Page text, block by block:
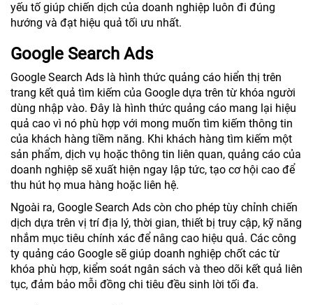
yếu tố giúp chiến dịch của doanh nghiệp luôn đi đúng
hướng và đạt hiệu quả tối ưu nhất.
Google Search Ads
Google Search Ads là hình thức quảng cáo hiển thị trên
trang kết quả tìm kiếm của Google dựa trên từ khóa người
dùng nhập vào. Đây là hình thức quảng cáo mang lại hiệu
quả cao vì nó phù hợp với mong muốn tìm kiếm thông tin
của khách hàng tiềm năng. Khi khách hàng tìm kiếm một
sản phẩm, dịch vụ hoặc thông tin liên quan, quảng cáo của
doanh nghiệp sẽ xuất hiện ngay lập tức, tạo cơ hội cao để
thu hút họ mua hàng hoặc liên hệ.
Ngoài ra, Google Search Ads còn cho phép tùy chỉnh chiến
dịch dựa trên vị trí địa lý, thời gian, thiết bị truy cập, kỹ năng
nhắm mục tiêu chính xác để nâng cao hiệu quả. Các công
ty quảng cáo Google sẽ giúp doanh nghiệp chốt các từ
khóa phù hợp, kiểm soát ngân sách và theo dõi kết quả liên
tục, đảm bảo mỗi đồng chi tiêu đều sinh lời tối đa.